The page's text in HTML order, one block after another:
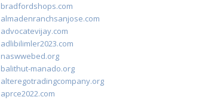
bradfordshops.com
almadenranchsanjose.com
advocatevijay.com
adlibilimler2023.com
naswwebed.org
balithut-manado.org
alteregotradingcompany.org
aprce2022.com